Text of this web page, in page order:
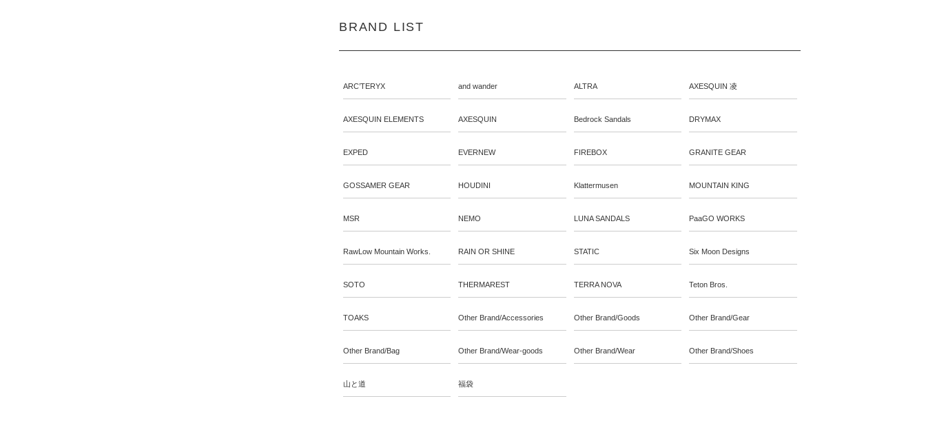
BRAND LIST
ARC’TERYX and wander ALTRA AXESQUIN 凌
AXESQUIN ELEMENTS AXESQUIN Bedrock Sandals DRYMAX
EXPED EVERNEW FIREBOX GRANITE GEAR
GOSSAMER GEAR HOUDINI Klattermusen MOUNTAIN KING
MSR NEMO LUNA SANDALS PaaGO WORKS
RawLow Mountain Works. RAIN OR SHINE STATIC Six Moon Designs
SOTO THERMAREST TERRA NOVA Teton Bros.
TOAKS Other Brand/Accessories Other Brand/Goods Other Brand/Gear
Other Brand/Bag Other Brand/Wear-goods Other Brand/Wear Other Brand/Shoes
山と道 福袋